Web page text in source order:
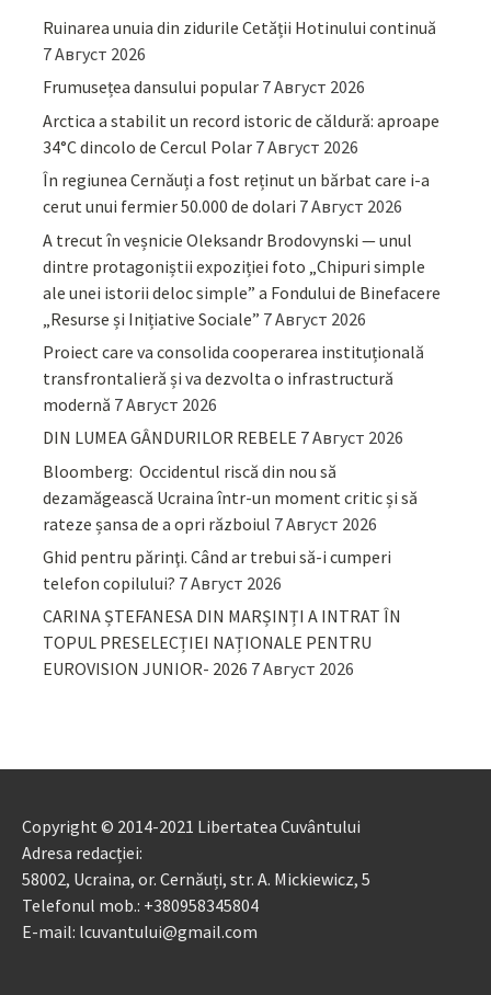
Ruinarea unuia din zidurile Cetății Hotinului continuă
7 Август 2026
Frumusețea dansului popular 7 Август 2026
Arctica a stabilit un record istoric de căldură: aproape
34°C dincolo de Cercul Polar 7 Август 2026
În regiunea Cernăuți a fost reținut un bărbat care i-a
cerut unui fermier 50.000 de dolari 7 Август 2026
A trecut în veșnicie Oleksandr Brodovynski — unul
dintre protagoniștii expoziției foto „Chipuri simple
ale unei istorii deloc simple” a Fondului de Binefacere
„Resurse și Inițiative Sociale” 7 Август 2026
Proiect care va consolida cooperarea instituțională
transfrontalieră și va dezvolta o infrastructură
modernă 7 Август 2026
DIN LUMEA GÂNDURILOR REBELE 7 Август 2026
Bloomberg: Occidentul riscă din nou să
dezamăgească Ucraina într-un moment critic și să
rateze șansa de a opri războiul 7 Август 2026
Ghid pentru părinţi. Când ar trebui să-i cumperi
telefon copilului? 7 Август 2026
CARINA ȘTEFANESA DIN MARȘINȚI A INTRAT ÎN
TOPUL PRESELECȚIEI NAȚIONALE PENTRU
EUROVISION JUNIOR- 2026 7 Август 2026
Copyright © 2014-2021 Libertatea Cuvântului
Adresa redacției:
58002, Ucraina, or. Cernăuți, str. A. Mickiewicz, 5
Telefonul mob.: +380958345804
E-mail: lcuvantului@gmail.com